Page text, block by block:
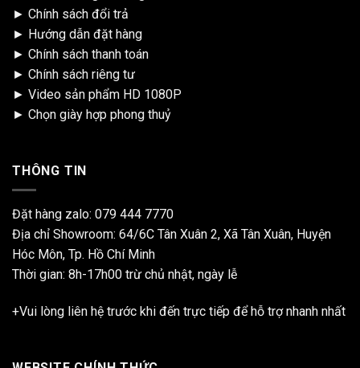
► Chính sách đổi trả
► Hướng dẫn đặt hàng
► Chính sách thanh toán
► Chính sách riêng tư
► Video sản phẩm HD 1080P
► Chọn giày hợp phong thuỷ
THÔNG TIN
Đặt hàng zalo: 079 444 7770
Địa chỉ Showroom: 64/6C Tân Xuân 2, Xã Tân Xuân, Huyện
Hóc Môn, Tp. Hồ Chí Minh
Thời gian: 8h-17h00 trừ chủ nhật, ngày lễ
+Vui lòng liên hệ trước khi đến trực tiếp để hỗ trợ nhanh nhất